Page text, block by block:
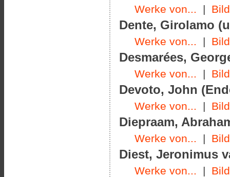
Werke von... |
Dente, Girolamo
Werke von... |
Desmarées,
Werke von... |
Devoto, John
Werke von... |
Diepraam,
Werke von... |
Diest, Jeronimus
Werke von... |